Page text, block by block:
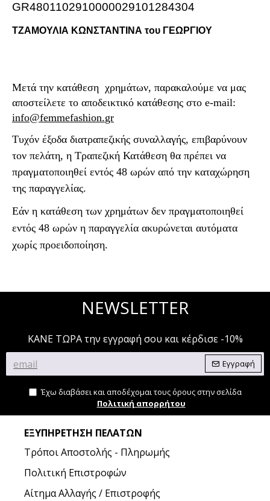
GR4801102910000029101284304
ΤΖΑΜΟΥΛΙΑ ΚΩΝΣΤΑΝΤΙΝΑ του ΓΕΩΡΓΙΟΥ
Μετά την κατάθεση χρημάτων, παρακαλούμε να μας
αποστείλετε το αποδεικτικό κατάθεσης στο e-mail:
info@femmefashion.gr
Τυχόν έξοδα διατραπεζικής συναλλαγής, επιβαρύνουν
τον πελάτη, η Τραπεζική Κατάθεση θα πρέπει να
πραγματοποιηθεί εντός 48 ωρών από την καταχώρηση
της παραγγελίας.
Εάν η κατάθεση των χρημάτων δεν πραγματοποιηθεί
εντός 48 ωρών η παραγγελία ακυρώνεται αυτόματα
χωρίς προειδοποίηση.
NEWSLETTER
ΚΑΝΕ ΤΩΡΑ την εγγραφή σου και κέρδισε -10%
Εγγραφή
Έχω διαβάσει και αποδέχομαι τους όρους στην σελίδα
Πολιτική απορρήτου
ΕΞΥΠΗΡΈΤΗΣΗ ΠΕΛΑΤΏΝ
Τρόποι Αποστολής - Πληρωμής
Πολιτική Επιστροφών
Αίτημα Αλλαγής / Επιστροφής